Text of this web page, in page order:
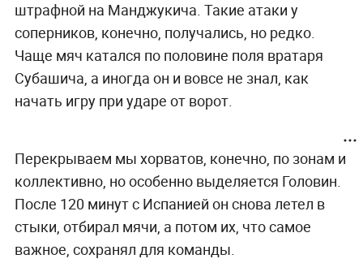
штрафной на Манджукича. Такие атаки у
соперников, конечно, получались, но редко.
Чаще мяч катался по половине поля вратаря
Субашича, а иногда он и вовсе не знал, как
начать игру при ударе от ворот.
Перекрываем мы хорватов, конечно, по зонам и
коллективно, но особенно выделяется Головин.
После 120 минут с Испанией он снова летел в
стыки, отбирал мячи, а потом их, что самое
важное, сохранял для команды.